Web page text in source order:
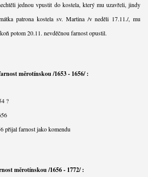
jednou vpustit do kostela, který mu uzavřeli, jindy
patrona kostela sv. Martina /v neděli 17.11./, mu
potom 20.11. nevděčnou farnost opustil.
měrotínskou /1653 - 1656/ :
?
přijal farnost jako komendu
měrotínskou /1656 - 1772/ :